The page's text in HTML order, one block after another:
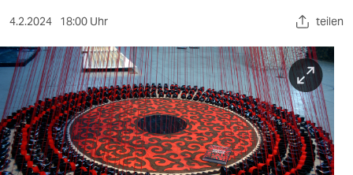
sport
berlin
nord
wahrheit
verlag
4.2.2024 18:00 Uhr teilen